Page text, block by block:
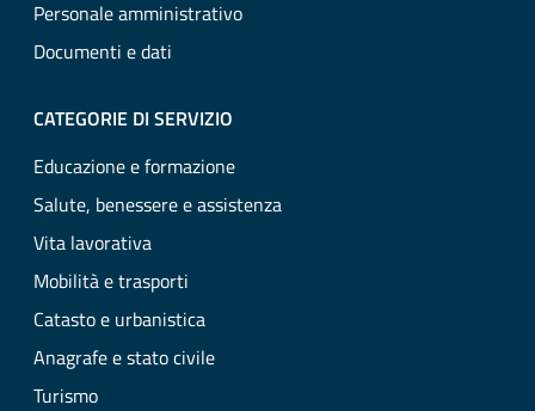
Personale amministrativo
Documenti e dati
CATEGORIE DI SERVIZIO
Educazione e formazione
Salute, benessere e assistenza
Vita lavorativa
Mobilità e trasporti
Catasto e urbanistica
Anagrafe e stato civile
Turismo